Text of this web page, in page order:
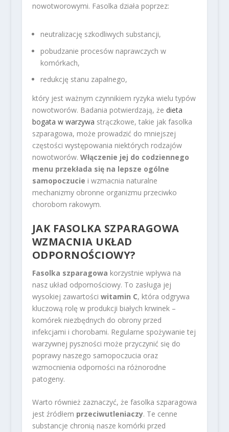
nowotworowymi. Fasolka działa poprzez:
neutralizację szkodliwych substancji,
pobudzanie procesów naprawczych w
komórkach,
redukcję stanu zapalnego,
który jest ważnym czynnikiem ryzyka wielu typów
nowotworów. Badania potwierdzają, że dieta
bogata w warzywa strączkowe, takie jak fasolka
szparagowa, może prowadzić do mniejszej
częstości występowania niektórych rodzajów
nowotworów. Włączenie jej do codziennego
menu przekłada się na lepsze ogólne
samopoczucie i wzmacnia naturalne
mechanizmy obronne organizmu przeciwko
chorobom rakowym.
JAK FASOLKA SZPARAGOWA
WZMACNIA UKŁAD
ODPORNOŚCIOWY?
Fasolka szparagowa korzystnie wpływa na
nasz układ odpornościowy. To zasługa jej
wysokiej zawartości witamin C, która odgrywa
kluczową rolę w produkcji białych krwinek –
komórek niezbędnych do obrony przed
infekcjami i chorobami. Regularne spożywanie tej
warzywnej pyszności może przyczynić się do
poprawy naszego samopoczucia oraz
wzmocnienia odporności na różnorodne
patogeny.
Warto również zaznaczyć, że fasolka szparagowa
jest źródłem przeciwutleniaczy. Te cenne
substancje chronią nasze komórki przed